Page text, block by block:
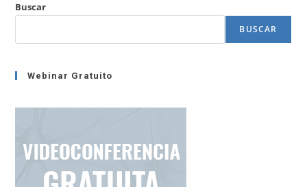
Buscar
BUSCAR
Webinar Gratuito